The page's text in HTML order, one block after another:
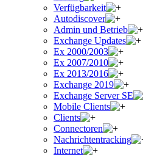
Verfügbarkeit
Autodiscover
Admin und Betrieb
Exchange Updates
Ex 2000/2003
Ex 2007/2010
Ex 2013/2016
Exchange 2019
Exchange Server SE
Mobile Clients
Clients
Connectoren
Nachrichtentracking
Internet